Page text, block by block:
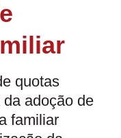
quotas
adoção de
familiar